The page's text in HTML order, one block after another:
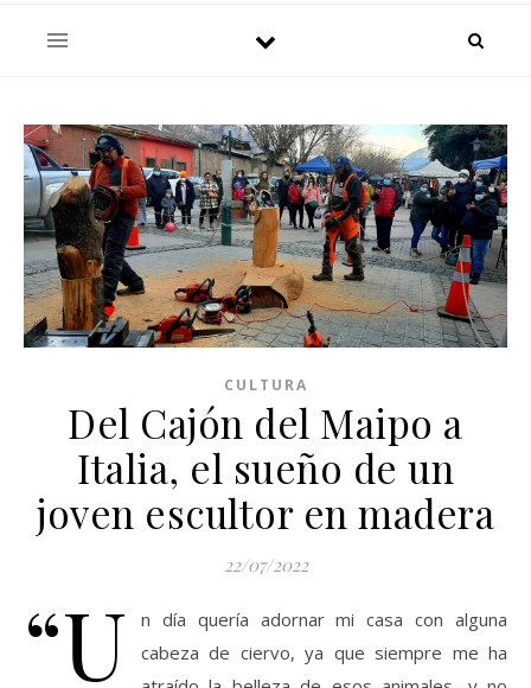
CULTURA
Del Cajón del Maipo a
Italia, el sueño de un
joven escultor en madera
22/07/2022
“U
n día quería adornar mi casa con alguna
cabeza de ciervo, ya que siempre me ha